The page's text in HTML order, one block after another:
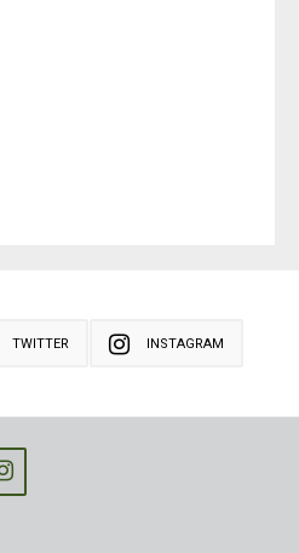
TWITTER INSTAGRAM